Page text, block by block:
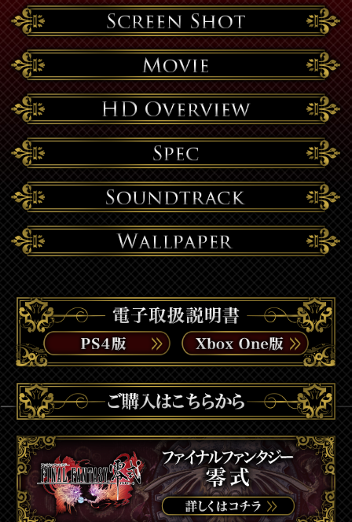
著作権について
サポートセンター
プライバシーポリシー
© 2011,2015 SQUARE ENIX CO., LTD. All Rights
Reserved. CHARACTER DESIGN：TETSUYA
LOGO ILLUSTRATION: © 2011 YOSHITAKA AMANO